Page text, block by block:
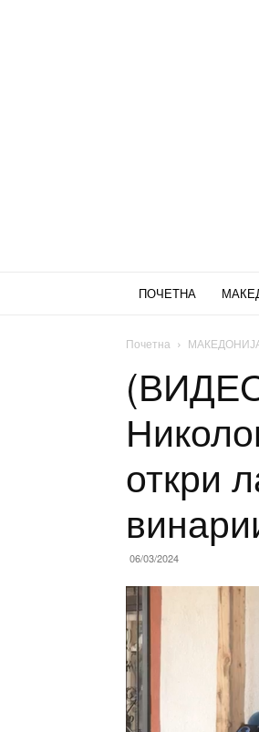
ПОЧЕТНА
Почетна
откри
06/03/2024